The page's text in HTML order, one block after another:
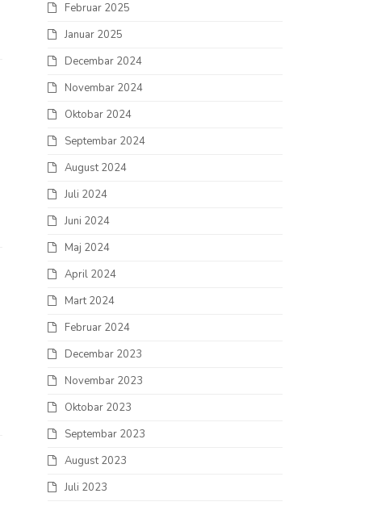
Februar 2025
Januar 2025
Decembar 2024
Novembar 2024
Oktobar 2024
Septembar 2024
August 2024
Juli 2024
Juni 2024
Maj 2024
April 2024
Mart 2024
Februar 2024
Decembar 2023
Novembar 2023
Oktobar 2023
Septembar 2023
August 2023
Juli 2023